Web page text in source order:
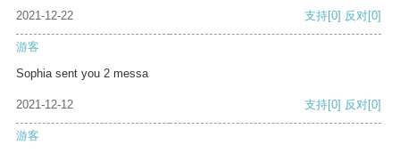
2021-12-22 支持[0] 反对[0]
游客
Sophia sent you 2 messa
2021-12-12 支持[0] 反对[0]
游客